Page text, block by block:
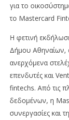
23/02/2024
pressroom
για το
το Mastercard
Η φετινή
Δήμου Αθηναίων,
ανερχόμενα
επενδυτές και
fintechs. Από τις
δεδομένων, η
συνεργασίες και